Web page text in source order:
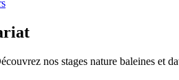
nos stages nature baleines et